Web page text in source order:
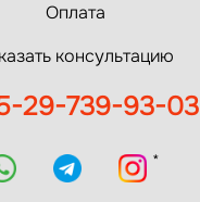
Оплата
консультацию
29-739-93-03
*